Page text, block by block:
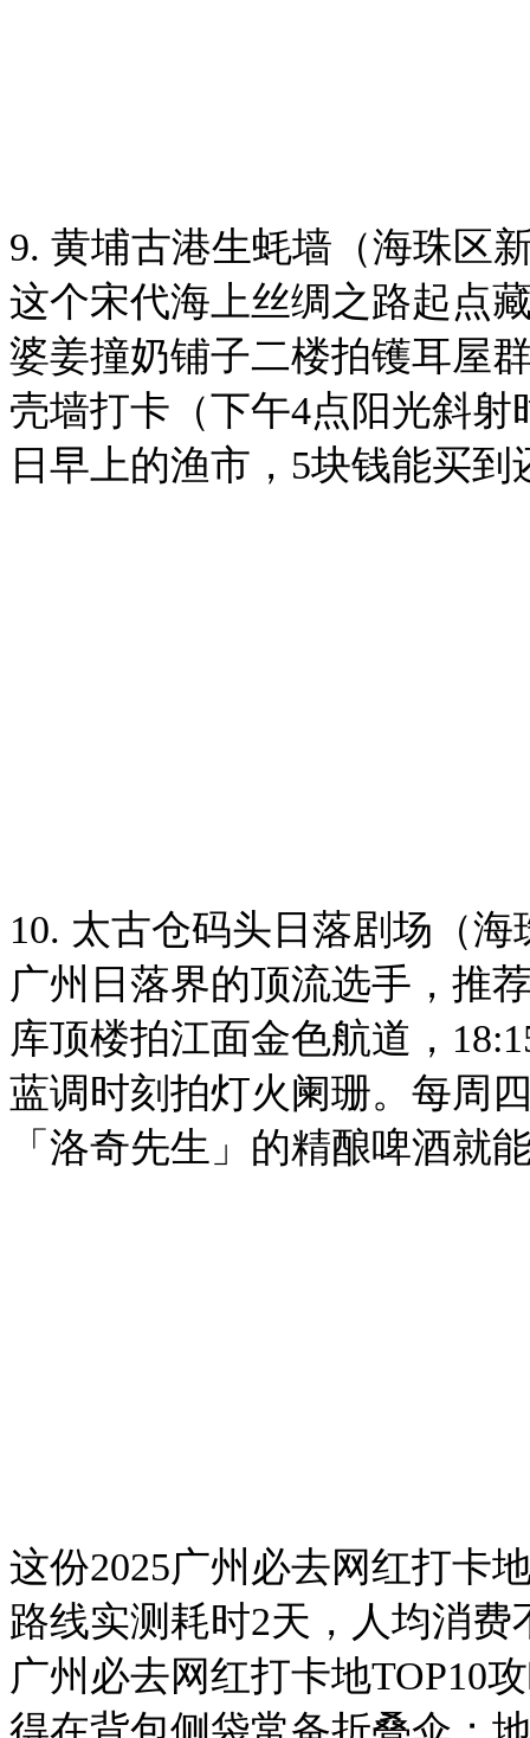
9. 黄埔古港生蚝墙（海珠区
这个宋代海上丝绸之路起点
婆姜撞奶铺子二楼拍镬耳屋
壳墙打卡（下午4点阳光斜
日早上的渔市，5块钱能买
10. 太古仓码头日落剧场（海
广州日落界的顶流选手，推
库顶楼拍江面金色航道，
蓝调时刻拍灯火阑珊。每周
「洛奇先生」的精酿啤酒就
这份2025广州必去网红打卡
路线实测耗时2天，人均消费
广州必去网红打卡地TOP10